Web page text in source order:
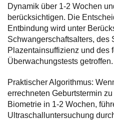
Dynamik über 1-2 Wochen
berücksichtigen. Die
Entbindung wird unter
Schwangerschaftsalters, des
Plazentainsuffizienz und des
Überwachungstests getroffen.
Praktischer Algorithmus:
errechneten Geburtstermin
Biometrie in 1-2 Wochen,
Ultraschalluntersuchung